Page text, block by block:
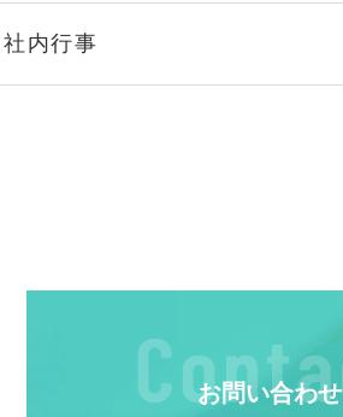
社内行事
お問い合わせ